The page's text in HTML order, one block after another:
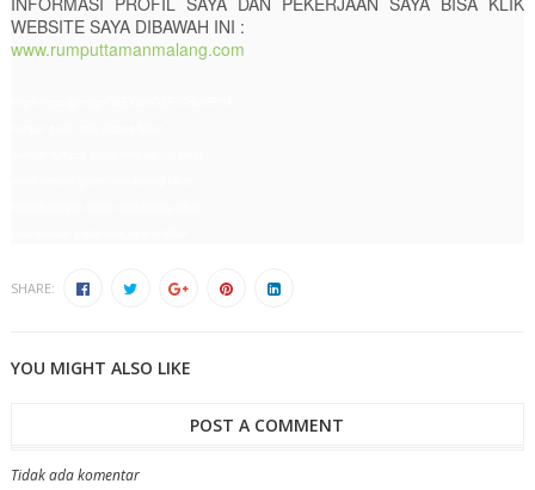
WEBSITE SAYA DIBAWAH INI :
www.rumputtamanmalang.com
SHARE:
YOU MIGHT ALSO LIKE
POST A COMMENT
Tidak ada komentar